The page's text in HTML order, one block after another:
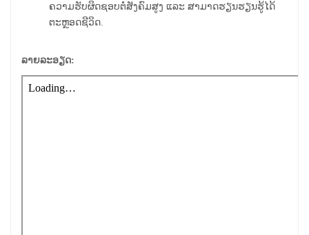
ຄວາມຮັບຜິດຊອບຕໍ່ສັງຄົມສູງ ແລະ ສາມາດຮຽນຮຽນຮູ້ໄດ້
ຕະຫຼອດຊີວິດ.
ລາຍລະອຽດ: